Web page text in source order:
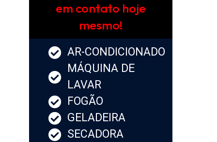
em contato hoje
mesmo!
AR-CONDICIONADO
MÁQUINA DE
LAVAR
FOGÃO
GELADEIRA
SECADORA